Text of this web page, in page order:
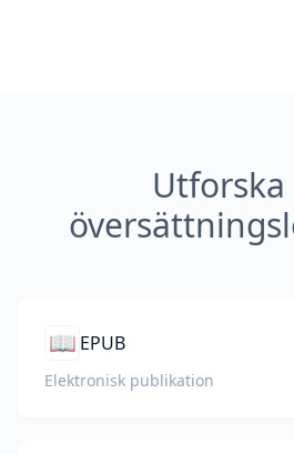
📖 EPUB
Elektronisk publikation